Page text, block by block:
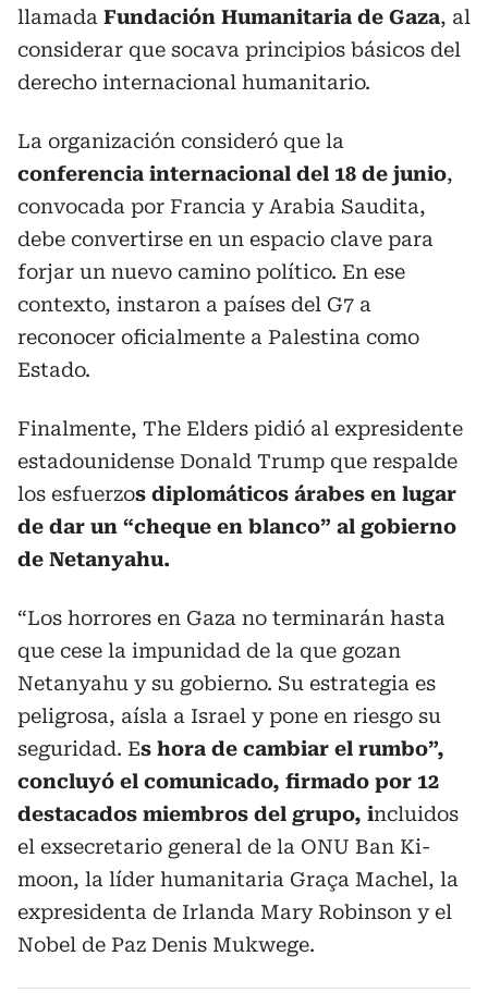
llamada Fundación Humanitaria de Gaza, al
considerar que socava principios básicos del
derecho internacional humanitario.
La organización consideró que la
conferencia internacional del 18 de junio,
convocada por Francia y Arabia Saudita,
debe convertirse en un espacio clave para
forjar un nuevo camino político. En ese
contexto, instaron a países del G7 a
reconocer oficialmente a Palestina como
Estado.
Finalmente, The Elders pidió al expresidente
estadounidense Donald Trump que respalde
los esfuerzos diplomáticos árabes en lugar
de dar un “cheque en blanco” al gobierno
de Netanyahu.
“Los horrores en Gaza no terminarán hasta
que cese la impunidad de la que gozan
Netanyahu y su gobierno. Su estrategia es
peligrosa, aísla a Israel y pone en riesgo su
seguridad. Es hora de cambiar el rumbo”,
concluyó el comunicado, firmado por 12
destacados miembros del grupo, incluidos
el exsecretario general de la ONU Ban Ki-
moon, la líder humanitaria Graça Machel, la
expresidenta de Irlanda Mary Robinson y el
Nobel de Paz Denis Mukwege.